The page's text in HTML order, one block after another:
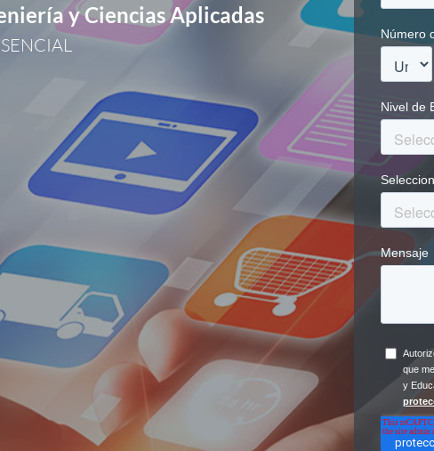
y Ciencias Aplicadas